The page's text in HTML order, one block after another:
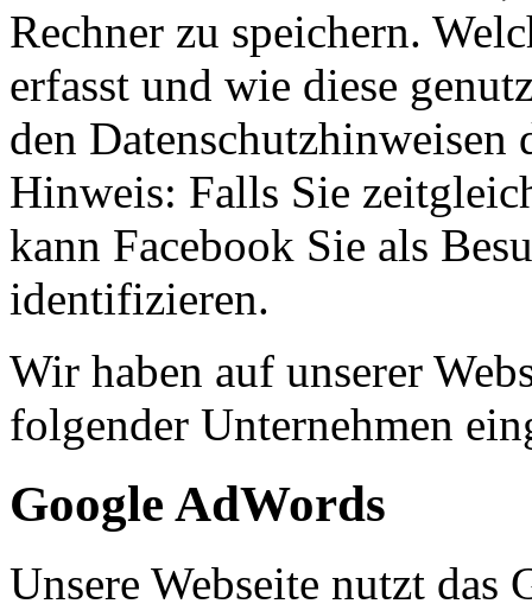
Rechner zu speichern.
erfasst und wie diese
den Datenschutzhinweisen
Hinweis: Falls Sie
kann Facebook Sie als
identifizieren.
Wir haben auf unserer
folgender Unternehmen
Google AdWords
Unsere Webseite nutzt